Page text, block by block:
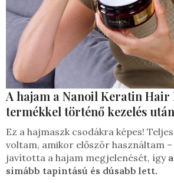
A hajam a Nanoil Keratin Hair
termékkel történő kezelés után
Ez a hajmaszk csodákra képes!
voltam, amikor először használtam
javította a hajam megjelenését, így
simább tapintású és dúsabb lett.